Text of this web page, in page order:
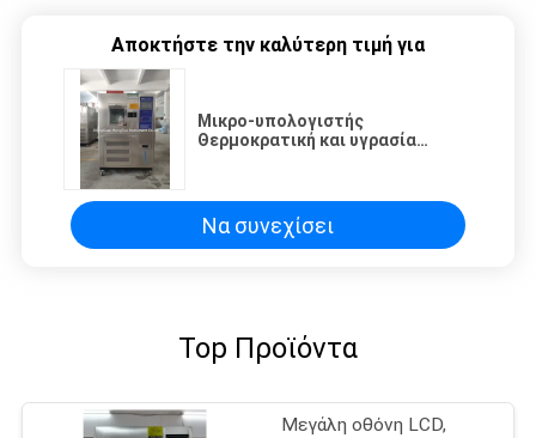
Αποκτήστε την καλύτερη τιμή για
Μικρο-υπολογιστής
Θερμοκρατική και υγρασία
Να συνεχίσει
Top Προϊόντα
Μεγάλη οθόνη LCD,